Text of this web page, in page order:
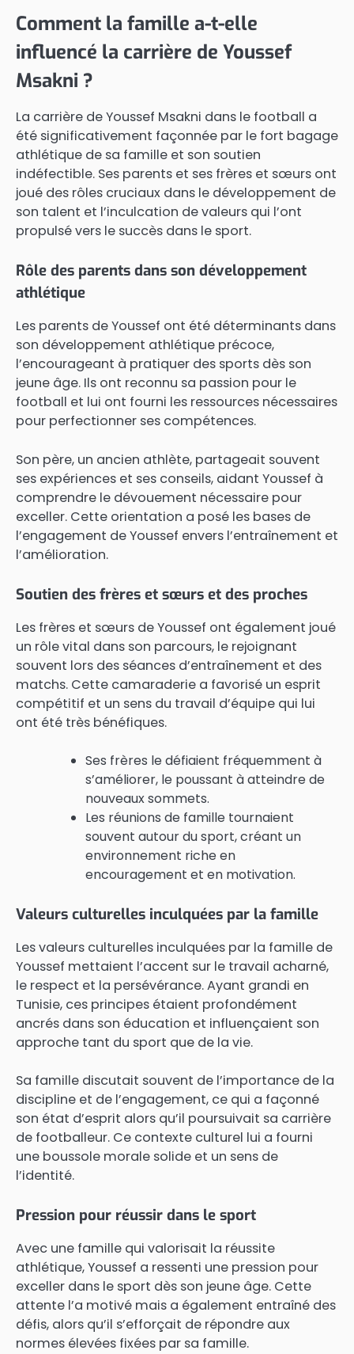
Comment la famille a-t-elle
influencé la carrière de Youssef
Msakni ?
La carrière de Youssef Msakni dans le football a
été significativement façonnée par le fort bagage
athlétique de sa famille et son soutien
indéfectible. Ses parents et ses frères et sœurs ont
joué des rôles cruciaux dans le développement de
son talent et l’inculcation de valeurs qui l’ont
propulsé vers le succès dans le sport.
Rôle des parents dans son développement
athlétique
Les parents de Youssef ont été déterminants dans
son développement athlétique précoce,
l’encourageant à pratiquer des sports dès son
jeune âge. Ils ont reconnu sa passion pour le
football et lui ont fourni les ressources nécessaires
pour perfectionner ses compétences.
Son père, un ancien athlète, partageait souvent
ses expériences et ses conseils, aidant Youssef à
comprendre le dévouement nécessaire pour
exceller. Cette orientation a posé les bases de
l’engagement de Youssef envers l’entraînement et
l’amélioration.
Soutien des frères et sœurs et des proches
Les frères et sœurs de Youssef ont également joué
un rôle vital dans son parcours, le rejoignant
souvent lors des séances d’entraînement et des
matchs. Cette camaraderie a favorisé un esprit
compétitif et un sens du travail d’équipe qui lui
ont été très bénéfiques.
Ses frères le défiaient fréquemment à
s’améliorer, le poussant à atteindre de
nouveaux sommets.
Les réunions de famille tournaient
souvent autour du sport, créant un
environnement riche en
encouragement et en motivation.
Valeurs culturelles inculquées par la famille
Les valeurs culturelles inculquées par la famille de
Youssef mettaient l’accent sur le travail acharné,
le respect et la persévérance. Ayant grandi en
Tunisie, ces principes étaient profondément
ancrés dans son éducation et influençaient son
approche tant du sport que de la vie.
Sa famille discutait souvent de l’importance de la
discipline et de l’engagement, ce qui a façonné
son état d’esprit alors qu’il poursuivait sa carrière
de footballeur. Ce contexte culturel lui a fourni
une boussole morale solide et un sens de
l’identité.
Pression pour réussir dans le sport
Avec une famille qui valorisait la réussite
athlétique, Youssef a ressenti une pression pour
exceller dans le sport dès son jeune âge. Cette
attente l’a motivé mais a également entraîné des
défis, alors qu’il s’efforçait de répondre aux
normes élevées fixées par sa famille.